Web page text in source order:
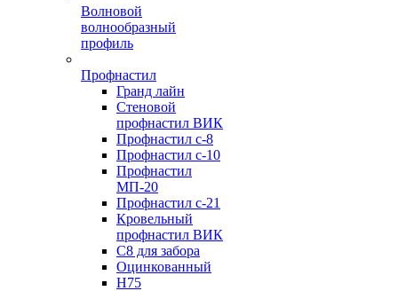
Волновой
волнообразный
профиль
Профнастил
Гранд лайн
Стеновой
профнастил ВИК
Профнастил с-8
Профнастил с-10
Профнастил
МП-20
Профнастил с-21
Кровельный
профнастил ВИК
С8 для забора
Оцинкованный
Н75